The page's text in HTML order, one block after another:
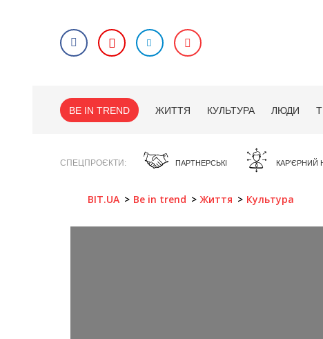
BE IN TREND ЖИТТЯ КУЛЬТУРА ЛЮДИ
СПЕЦПРОЄКТИ ПАРТНЕРСЬКІ КАР'ЄРНИЙ
BIT.UA Be in trend Життя Культура